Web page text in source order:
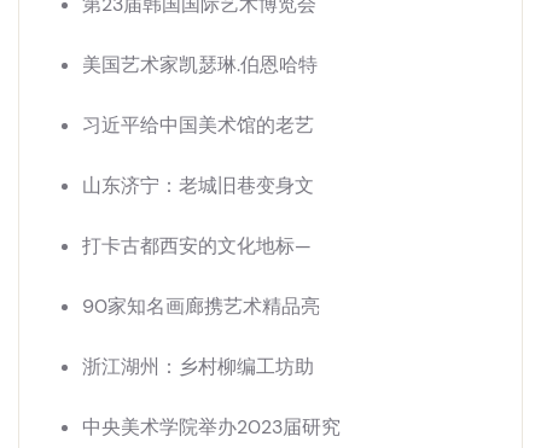
美国艺术家凯瑟琳.伯恩哈特
习近平给中国美术馆的老艺
山东济宁：老城旧巷变身文
打卡古都西安的文化地标—
90家知名画廊携艺术精品亮
浙江湖州：乡村柳编工坊助
中央美术学院举办2023届研究